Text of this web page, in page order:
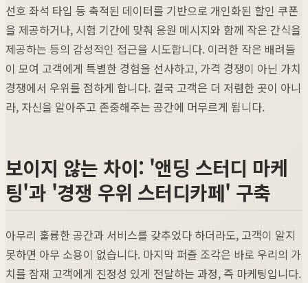
선호 좌석 타입 등 축적된 데이터를 기반으로 개인화된 할인 쿠폰
을 제공하거나, 시험 기간에 맞춰 응원 메시지와 함께 작은 간식을
제공하는 등의 감성적인 접근을 시도합니다. 이러한 작은 배려들
이 모여 고객에게 특별한 경험을 선사하고, 가격 경쟁이 아닌 가치
경쟁에서 우위를 점하게 합니다. 결국 고객은 더 저렴한 곳이 아니
라, 자신을 알아주고 존중해주는 공간에 머무르게 됩니다.
보이지 않는 차이: '앤딩 스터디 마케
팅'과 '경쟁 우위 스터디카페' 구축
아무리 훌륭한 공간과 서비스를 갖추었다 하더라도, 고객이 알지
못하면 아무 소용이 없습니다. 마지막 퍼즐 조각은 바로 우리의 가
치를 잠재 고객에게 진정성 있게 전달하는 과정, 즉 마케팅입니다.